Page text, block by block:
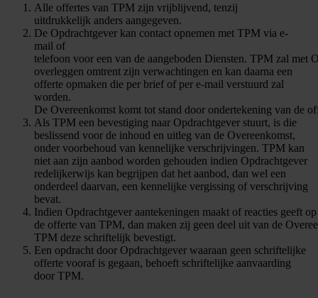
Alle offertes van TPM zijn vrijblijvend, tenzij
uitdrukkelijk anders aangegeven.
De Opdrachtgever kan contact opnemen met TPM via e-
mail of
telefoon voor een van de aangeboden Diensten. TPM zal met
overleggen omtrent zijn verwachtingen en kan daarna een
offerte opmaken die per brief of per e-mail verstuurd zal
worden.
De Overeenkomst komt tot stand door ondertekening van de
Als TPM een bevestiging naar Opdrachtgever stuurt, is die
beslissend voor de inhoud en uitleg van de Overeenkomst,
onder voorbehoud van kennelijke verschrijvingen. TPM kan
niet aan zijn aanbod worden gehouden indien Opdrachtgever
redelijkerwijs kan begrijpen dat het aanbod, dan wel een
onderdeel daarvan, een kennelijke vergissing of verschrijving
bevat.
Indien Opdrachtgever aantekeningen maakt of reacties geeft op
de offerte van TPM, dan maken zij geen deel uit van de
TPM deze schriftelijk bevestigt.
Een opdracht door Opdrachtgever waaraan geen schriftelijke
offerte vooraf is gegaan, behoeft schriftelijke aanvaarding
door TPM.